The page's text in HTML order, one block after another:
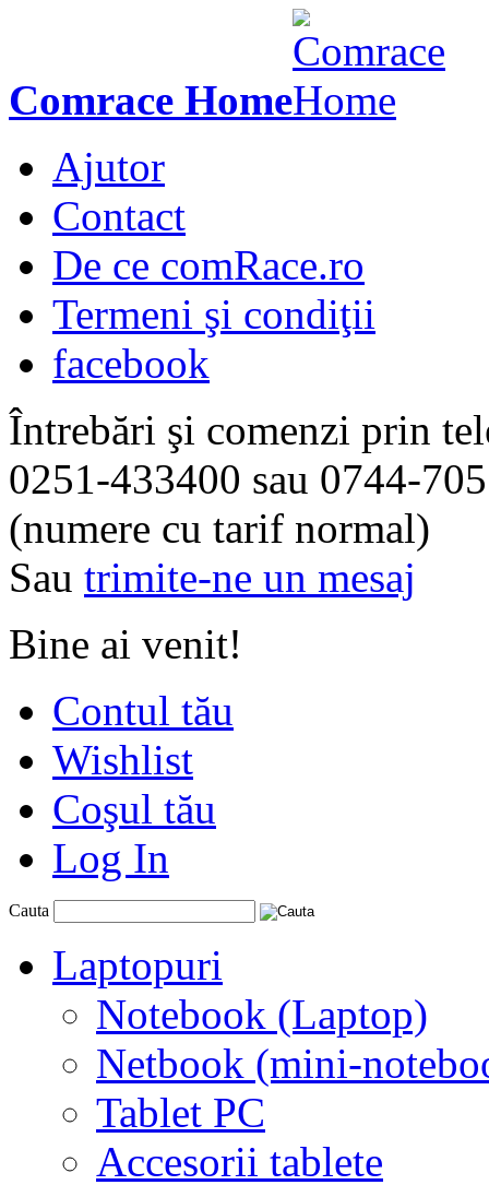
Comrace Home
Ajutor
Contact
De ce comRace.ro
Termeni şi condiţii
facebook
Întrebări şi comenzi prin
0251-433400 sau 0744-
(numere cu tarif normal)
Sau trimite-ne un mesaj
Bine ai venit!
Contul tău
Wishlist
Coşul tău
Log In
Cauta
Laptopuri
Notebook (Laptop)
Netbook (mini-
Tablet PC
Accesorii tablete